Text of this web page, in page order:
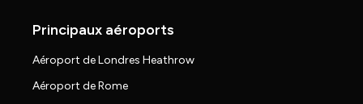
Principaux aéroports
Aéroport de Londres Heathrow
Aéroport de Rome